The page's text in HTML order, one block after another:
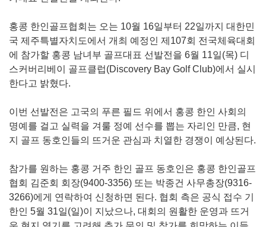
홍콩 한인골프협회는 오는 10월 16일부터 22일까지 대한민
국 제주특별자치도에서 개최 예정인 제107회 전국체육대회
에 참가할 홍콩 남녀부 골프대표 선발전을 6월 11일(목) 디
스커버리베이 골프클럽(Discovery Bay Golf Club)에서 실시
한다고 밝혔다.
이번 선발전은 고국의 푸른 필드 위에서 홍콩 한인 사회의
명예를 걸고 실력을 겨룰 정예 선수를 뽑는 자리인 만큼, 현
지 골프 동호인들의 뜨거운 관심과 치열한 경쟁이 예상된다.
참가를 원하는 홍콩 거주 한인 골프 동호인은 홍콩 한인골프
협회 김준회 회장(9400-3356) 또는 박종건 사무총장(9316-
3266)에게 연락하여 신청하면 된다. 협회 측은 공식 접수 기
한인 5월 31일(일)이 지났으나, 대회의 원활한 운영과 뜨거